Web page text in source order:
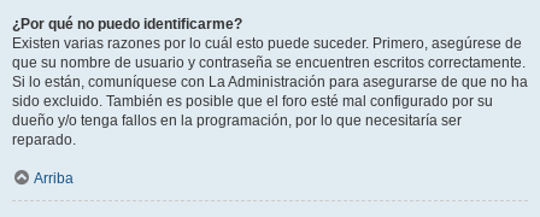
¿Por qué no puedo identificarme?
Existen varias razones por lo cuál esto puede suceder. Primero, asegúrese de
que su nombre de usuario y contraseña se encuentren escritos correctamente.
Si lo están, comuníquese con La Administración para asegurarse de que no ha
sido excluido. También es posible que el foro esté mal configurado por su
dueño y/o tenga fallos en la programación, por lo que necesitaría ser
reparado.
Arriba